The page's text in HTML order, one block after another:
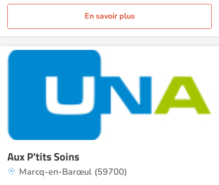
En savoir plus
Aux P'tits Soins
Marcq-en-Barœul (59700)